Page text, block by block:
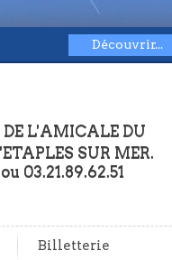
Découvrir...
L'AMICALE DU
SUR MER.
03.21.89.62.51
Billetterie